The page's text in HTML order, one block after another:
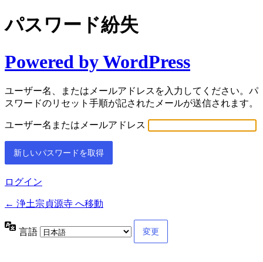
パスワード紛失
Powered by WordPress
ユーザー名、またはメールアドレスを入力してください。パ
スワードのリセット手順が記されたメールが送信されます。
ユーザー名またはメールアドレス
ログイン
← 浄土宗貞源寺 へ移動
言語